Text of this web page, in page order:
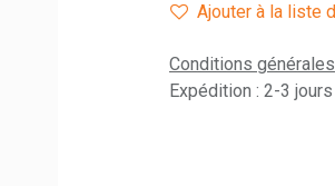
Ajouter à la liste
Conditions générales
Expédition : 2-3